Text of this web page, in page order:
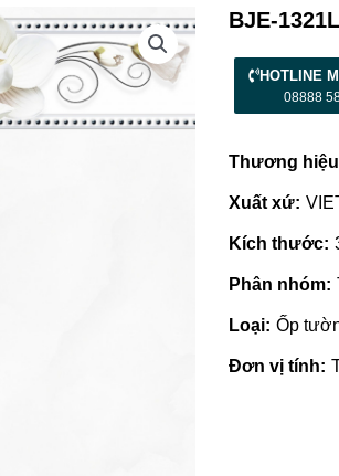
BJE-
HOTLINE
08888
Thương
Xuất xứ:
Kích thước:
Phân nhóm:
Loại: Ốp
Đơn vị tính: